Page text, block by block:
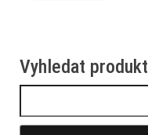
Vyhledat produkt